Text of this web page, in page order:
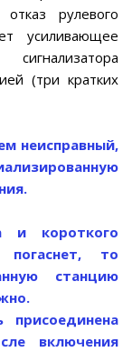
рулевого
усиливающее
(три кратких
неисправный,
и короткого
погаснет, то
станцию
включения